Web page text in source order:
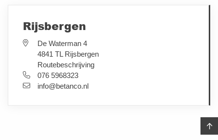
Rijsbergen
De Waterman 4
4841 TL Rijsbergen
Routebeschrijving
076 5968323
info@betanco.nl